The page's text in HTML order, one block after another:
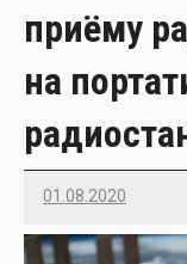
приёму
на
01.08.2020
Imatvey